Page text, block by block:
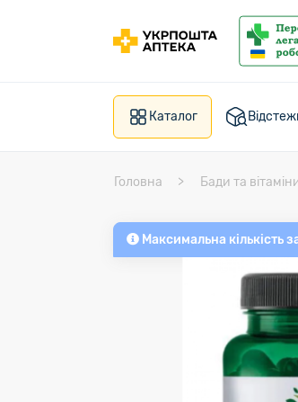
Каталог
Головна Бади та
Максимальна кількість